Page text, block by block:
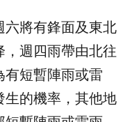
六將有鋒面及東北
，週四雨帶由北往
有短暫陣雨或雷
生的機率，其他地